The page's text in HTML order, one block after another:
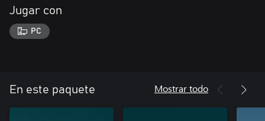
Jugar con
PC
En este paquete Mostrar todo